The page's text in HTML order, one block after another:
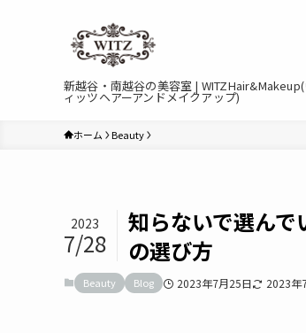
新越谷・南越谷の美容室 |
ィッツヘアーアンドメイクアップ)
ホーム Beauty
知らないで選ん
の選び方
2023
7/28
Beauty Blog 2023年7月25日 2023年